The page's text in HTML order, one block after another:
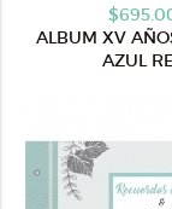
ALBUM XV
AZUL